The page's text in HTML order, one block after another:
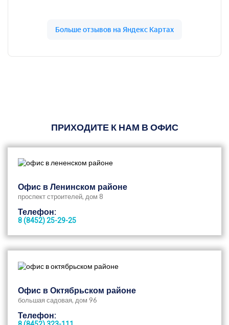
ПРИХОДИТЕ К НАМ В ОФИС
Офис в Ленинском районе
проспект строителей, дом 8
Телефон:
8 (8452) 25-29-25
Офис в Октябрьском районе
большая садовая, дом 96
Телефон: